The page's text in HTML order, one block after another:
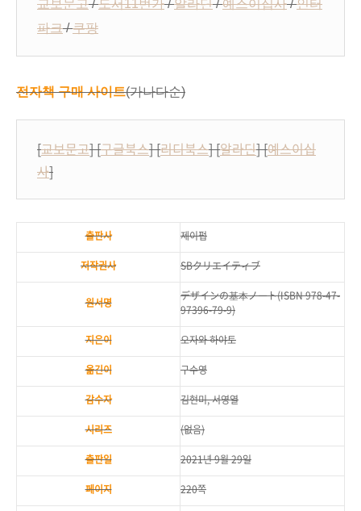
교보문고/도서11번가/알라딘/예스이십사/인터
파크/쿠팡
전자책 구매 사이트(가나다순)
[교보문고] [구글북스] [리디북스] [알라딘] [예스이십
사]
출판사 제이펍
저작권사 SBクリエイティブ
원서명
デザインの基本ノート(ISBN 978-47-
97396-79-9)
지은이 오자와 하야토
옮긴이 구수영
감수자 김현미, 서영열
시리즈 (없음)
출판일 2021년 9월 29일
페이지 220쪽